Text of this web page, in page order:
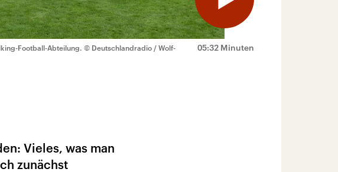
05:32 Minuten
Football-Abteilung. © Deutschlandradio / Wolf-
Vieles, was man
zunächst